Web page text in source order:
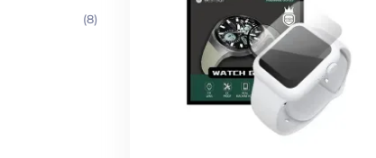
(8)